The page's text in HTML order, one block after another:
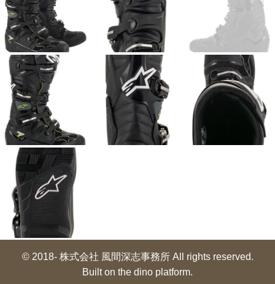
© 2018- 株式会社 風間深志事務所 All rights reserved.
Built on the dino platform.